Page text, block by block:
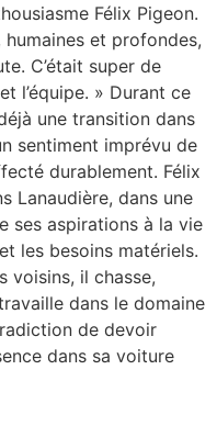
Félix Pigeon.
humaines et profondes,
C’était super de
l’équipe. » Durant ce
une transition dans
sentiment imprévu de
durablement. Félix
Lanaudière, dans une
ses aspirations à la vie
les besoins matériels.
voisins, il chasse,
dans le domaine
de devoir
dans sa voiture